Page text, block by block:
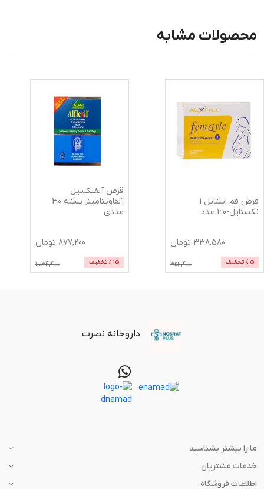
محصولات مشابه
قرص فم استایل 1
نکستایل-30 عدد
338,580 تومان
5 % تخفیف 356,400
قرص آلفلکسیل
آلفاویتامینز بسته 30
عددی
877,200 تومان
15 % تخفیف 1,034,400
داروخانه نصرت
ما را بیشتر بشناسید
خدمات مشتریان
اطلاعات فروشگاه